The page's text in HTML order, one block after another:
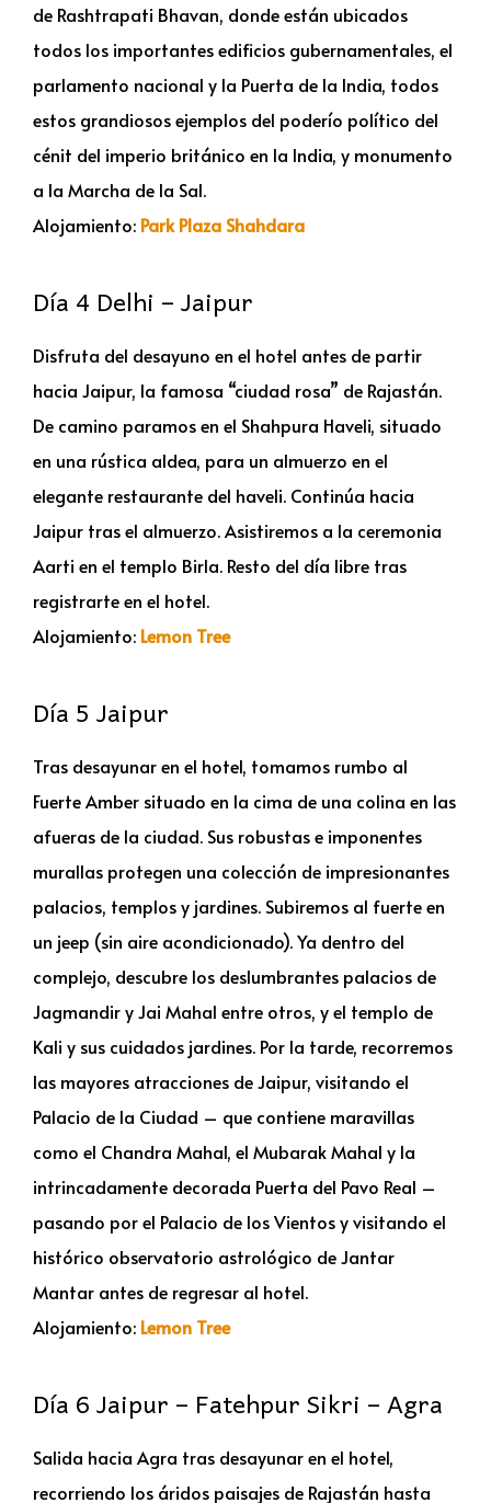
de Rashtrapati Bhavan, donde están ubicados
todos los importantes edificios gubernamentales, el
parlamento nacional y la Puerta de la India, todos
estos grandiosos ejemplos del poderío político del
cénit del imperio británico en la India, y monumento
a la Marcha de la Sal.
Alojamiento: Park Plaza Shahdara
Día 4 Delhi – Jaipur
Disfruta del desayuno en el hotel antes de partir
hacia Jaipur, la famosa “ciudad rosa” de Rajastán.
De camino paramos en el Shahpura Haveli, situado
en una rústica aldea, para un almuerzo en el
elegante restaurante del haveli. Continúa hacia
Jaipur tras el almuerzo. Asistiremos a la ceremonia
Aarti en el templo Birla. Resto del día libre tras
registrarte en el hotel.
Alojamiento: Lemon Tree
Día 5 Jaipur
Tras desayunar en el hotel, tomamos rumbo al
Fuerte Amber situado en la cima de una colina en las
afueras de la ciudad. Sus robustas e imponentes
murallas protegen una colección de impresionantes
palacios, templos y jardines. Subiremos al fuerte en
un jeep (sin aire acondicionado). Ya dentro del
complejo, descubre los deslumbrantes palacios de
Jagmandir y Jai Mahal entre otros, y el templo de
Kali y sus cuidados jardines. Por la tarde, recorremos
las mayores atracciones de Jaipur, visitando el
Palacio de la Ciudad – que contiene maravillas
como el Chandra Mahal, el Mubarak Mahal y la
intrincadamente decorada Puerta del Pavo Real –
pasando por el Palacio de los Vientos y visitando el
histórico observatorio astrológico de Jantar
Mantar antes de regresar al hotel.
Alojamiento: Lemon Tree
Día 6 Jaipur – Fatehpur Sikri – Agra
Salida hacia Agra tras desayunar en el hotel,
recorriendo los áridos paisajes de Rajastán hasta